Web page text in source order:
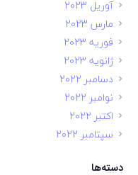
آوریل 2023
مارس 2023
فوریه 2023
ژانویه 2023
دسامبر 2022
نوامبر 2022
اکتبر 2022
سپتامبر 2022
دسته‌ها